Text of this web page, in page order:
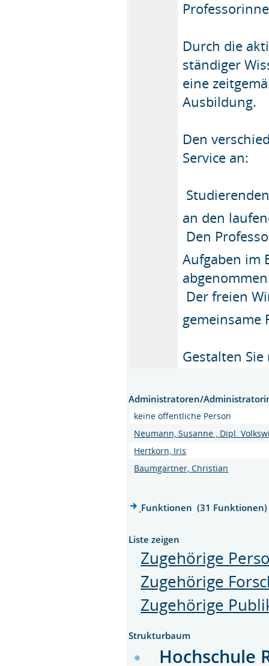
Durch die
ständiger
eine
Ausbildung.
Den
Service an:

an den
 Den
Aufgaben im
 Der freien
gemeinsame
Gestalten
Administratoren/
keine öffentliche Person
Neumann, Susanne , Dipl.
Hertkorn, Iris
Baumgartner, Christian
Funktionen (31 Funktionen)
Liste zeigen
Zugehörige
Zugehörige
Zugehörige
Strukturbaum
Hochschule